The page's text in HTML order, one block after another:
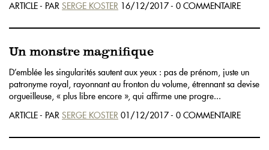
ARTICLE - PAR SERGE KOSTER 16/12/2017 - 0 COMMENTAIRE
Un monstre magnifique
D’emblée les singularités sautent aux yeux : pas de prénom, juste un
patronyme royal, rayonnant au fronton du volume, étrennant sa devise
orgueilleuse, « plus libre encore », qui affirme une progre...
ARTICLE - PAR SERGE KOSTER 01/12/2017 - 0 COMMENTAIRE